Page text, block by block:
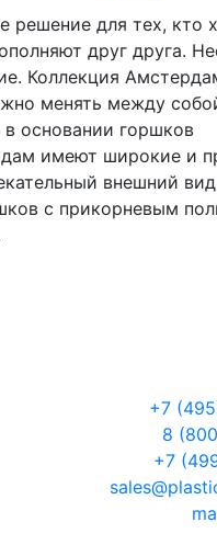
решение для тех, кто
друг друга.
Коллекция
менять между
основании горшков
имеют широкие и
внешний
с прикорневым
+7
8
+7